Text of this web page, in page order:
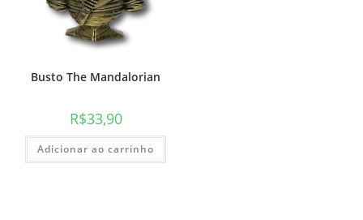
Busto The Mandalorian
R$33,90
Adicionar ao carrinho